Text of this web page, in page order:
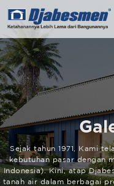
Sejak tahun 1971, Kami
kebutuhan pasar dengan
Indonesia). Kini, atap
tanah air dalam berbagai